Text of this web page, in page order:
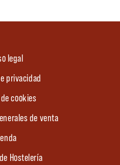
legal
privacidad
cookies
de venta
Hostelería